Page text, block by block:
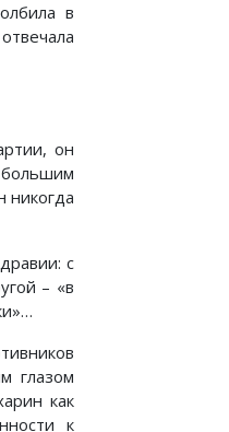
в
он
никогда
с
– «в
глазом
как
к